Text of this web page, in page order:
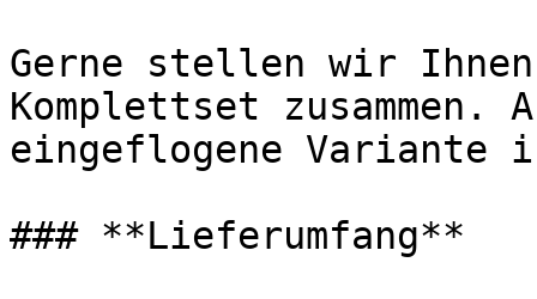
Gerne stellen wir Ihnen
Komplettset zusammen.
eingeflogene Variante
### **Lieferumfang**